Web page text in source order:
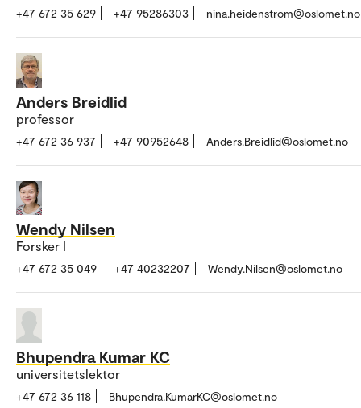
+47 672 35 629 +47 95286303 nina.heidenstrom@oslomet.no
Anders Breidlid
professor
+47 672 36 937 +47 90952648 Anders.Breidlid@oslomet.no
Wendy Nilsen
Forsker I
+47 672 35 049 +47 40232207 Wendy.Nilsen@oslomet.no
Bhupendra Kumar KC
universitetslektor
+47 672 36 118 Bhupendra.KumarKC@oslomet.no